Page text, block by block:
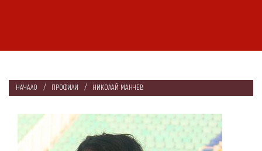
НАЧАЛО ПРОФИЛИ НИКОЛАЙ МАНЧЕВ